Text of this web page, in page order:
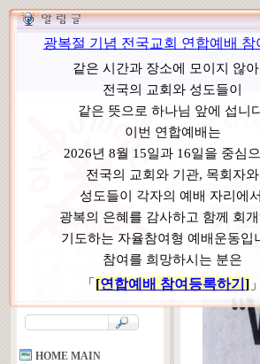
WCC 고발(반대)운동본
특별 WCC 반대 대책 위원회
본부장 : 박동호 목사
고 문 : 남성운 목사
위원장 : 이상원 목사
총 무 : 권태섭 목사
HOME MAIN
ㆍ분 류
“ 총신